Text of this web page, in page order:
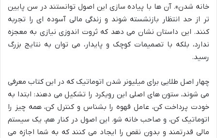
خانه شدن». آن ها با پیاده سازی این اصول توانستند در سن پایین
تر از حد انتظار بازنشسته شوند و زندگی مالی آسوده ای را تجربه
کنند. این داستان نشان می دهد که ثروت اندوزی نیازی به معجزه
ندارد، بلکه با تصمیمات کوچک و پایدار، می توان به نتایج بزرگ
رسید.
چهار اصل طلایی برای میلیونر شدن اتوماتیک که در این کتاب معرفی
می شوند، ستون های اصلی این رویکرد را تشکیل می دهند: ابتدا به
خودت پرداخت کن، عامل قهوه را بشناس و کنترل کن، همه چیز را
اتوماتیک کن، و صاحب خانه شو. این اصول در کنار هم، یک سیستم
مالی قدرتمند و بدون نقص را ایجاد می کنند که به شما اجازه می